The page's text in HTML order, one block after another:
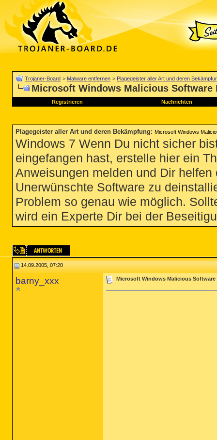
Trojaner-Board > Malware entfernen > Plagegeister aller Art und deren
Microsoft Windows Malicious Software
Registrieren Nachrichten
Plagegeister aller Art und deren Bekämpfung: Microsoft Windows
Windows 7 Wenn Du nicht sicher
eingefangen hast, erstelle hier ein
Anweisungen melden und Dir
Unerwünschte Software zu
Problem so genau wie möglich.
wird ein Experte Dir bei der
14.09.2005, 07:20
barny_xxx Microsoft Windows Malicious Software